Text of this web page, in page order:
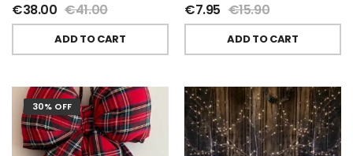
€38.00 €41.00
ADD TO CART
€7.95 €15.90
ADD TO CART
30% OFF